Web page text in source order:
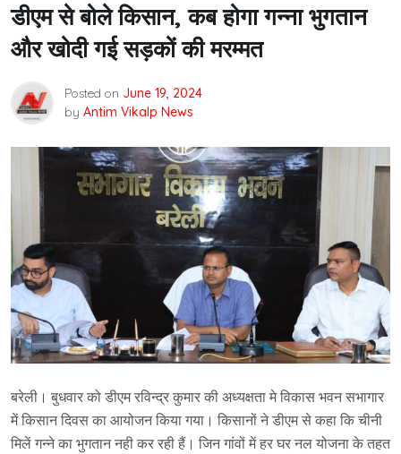
डीएम से बोले किसान, कब होगा गन्ना भुगतान
और खोदी गई सड़कों की मरम्मत
Posted on June 19, 2024
by Antim Vikalp News
बरेली। बुधवार को डीएम रविन्द्र कुमार की अध्यक्षता मे विकास भवन सभागार
में किसान दिवस का आयोजन किया गया। किसानों ने डीएम से कहा कि चीनी
मिलें गन्ने का भुगतान नही कर रही हैं। जिन गांवों में हर घर नल योजना के तहत